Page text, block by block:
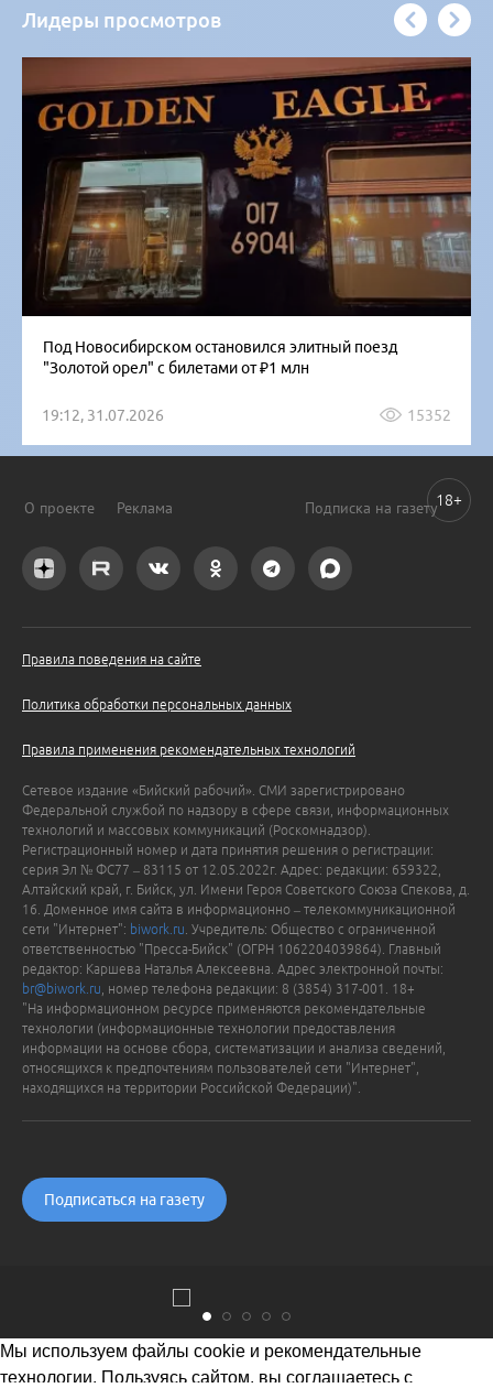
Лидеры просмотров
Под Новосибирском остановился элитный поезд
"Золотой орел" с билетами от ₽1 млн
19:12, 31.07.2026 15352
О проекте Реклама Подписка на газету
Правила поведения на сайте
Политика обработки персональных данных
Правила применения рекомендательных технологий
Сетевое издание «Бийский рабочий». СМИ зарегистрировано
Федеральной службой по надзору в сфере связи, информационных
технологий и массовых коммуникаций (Роскомнадзор).
Регистрационный номер и дата принятия решения о регистрации:
серия Эл № ФС77 – 83115 от 12.05.2022г. Адрес: редакции: 659322,
Алтайский край, г. Бийск, ул. Имени Героя Советского Союза Спекова, д.
16. Доменное имя сайта в информационно – телекоммуникационной
сети "Интернет": biwork.ru . Учредитель: Общество с ограниченной
ответственностью "Пресса-Бийск" (ОГРН 1062204039864). Главный
редактор: Каршева Наталья Алексеевна. Адрес электронной почты:
br@biwork.ru , номер телефона редакции: 8 (3854) 317-001. 18+
"На информационном ресурсе применяются рекомендательные
технологии (информационные технологии предоставления
информации на основе сбора, систематизации и анализа сведений,
относящихся к предпочтениям пользователей сети "Интернет",
находящихся на территории Российской Федерации)".
Подписаться на газету
18+
Мы используем файлы cookie и рекомендательные
технологии. Пользуясь сайтом, вы соглашаетесь с